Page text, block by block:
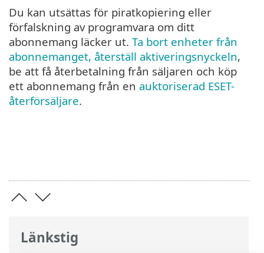
Länkstig
Du kan utsättas för piratkopiering eller
förfalskning av programvara om ditt
abonnemang läcker ut. Ta bort enheter från
abonnemanget, återställ aktiveringsnyckeln,
be att få återbetalning från säljaren och köp
ett abonnemang från en auktoriserad ESET-
återförsäljare.